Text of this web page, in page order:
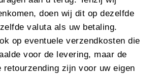
doen wij dit op dezelfde
valuta als uw betaling.
op eventuele verzendkosten die
voor de levering, maar de
retourzending zijn voor uw eigen